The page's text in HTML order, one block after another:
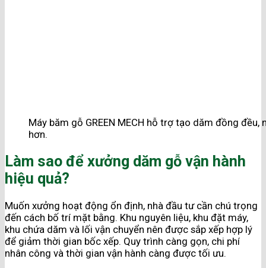
Máy băm gỗ GREEN MECH hỗ trợ tạo dăm đồng
hơn.
Làm sao để xưởng dăm gỗ vận hành
hiệu quả?
Muốn xưởng hoạt động ổn định, nhà đầu tư cần chú trọng
đến cách bố trí mặt bằng. Khu nguyên liệu, khu đặt máy,
khu chứa dăm và lối vận chuyển nên được sắp xếp hợp lý
để giảm thời gian bốc xếp. Quy trình càng gọn, chi phí
nhân công và thời gian vận hành càng được tối ưu.